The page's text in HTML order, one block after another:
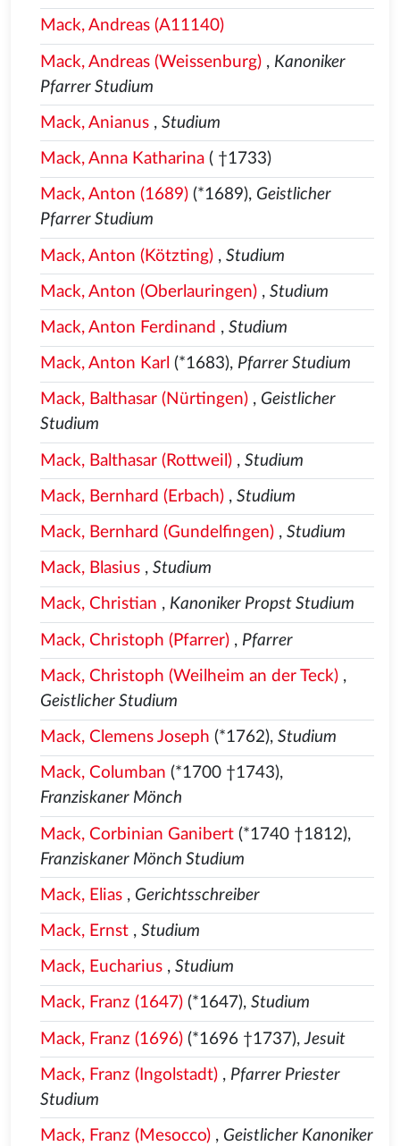
Mack, Andreas (A11140)
Mack, Andreas (Weissenburg), Kanoniker
Pfarrer Studium
Mack, Anianus, Studium
Mack, Anna Katharina( †1733)
Mack, Anton (1689)(*1689), Geistlicher
Pfarrer Studium
Mack, Anton (Kötzting), Studium
Mack, Anton (Oberlauringen), Studium
Mack, Anton Ferdinand , Studium
Mack, Anton Karl (*1683), Pfarrer Studium
Mack, Balthasar (Nürtingen), Geistlicher
Studium
Mack, Balthasar (Rottweil), Studium
Mack, Bernhard (Erbach), Studium
Mack, Bernhard (Gundelfingen), Studium
Mack, Blasius, Studium
Mack, Christian , Kanoniker Propst Studium
Mack, Christoph (Pfarrer), Pfarrer
Mack, Christoph (Weilheim an der Teck),
Geistlicher Studium
Mack, Clemens Joseph (*1762), Studium
Mack, Columban (*1700 †1743),
Franziskaner Mönch
Mack, Corbinian Ganibert(*1740 †1812),
Franziskaner Mönch Studium
Mack, Elias, Gerichtsschreiber
Mack, Ernst, Studium
Mack, Eucharius, Studium
Mack, Franz (1647)(*1647), Studium
Mack, Franz (1696)(*1696 †1737), Jesuit
Mack, Franz (Ingolstadt), Pfarrer Priester
Studium
Mack, Franz (Mesocco), Geistlicher Kanoniker